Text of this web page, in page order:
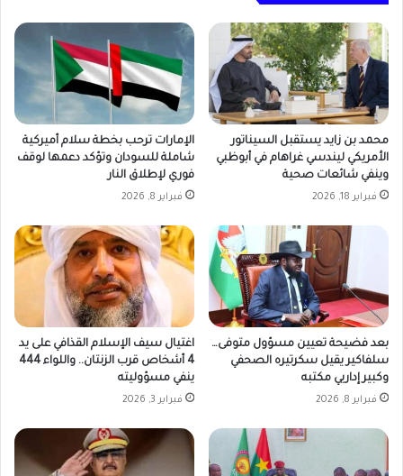
محمد بن زايد يستقبل السيناتور
الأمريكي ليندسي غراهام في أبوظبي
وينفي شائعات صحية
فبراير 18, 2026
الإمارات ترحب بخطة سلام أميركية
شاملة للسودان وتؤكد دعمها لوقف
فوري لإطلاق النار
فبراير 8, 2026
بعد فضيحة تعيين مسؤول متوفى…
سلفاكير يقيل سكرتيره الصحفي
وكبير إداريي مكتبه
فبراير 8, 2026
اغتيال سيف الإسلام القذافي على يد
4 أشخاص قرب الزنتان.. واللواء 444
ينفي مسؤوليته
فبراير 3, 2026